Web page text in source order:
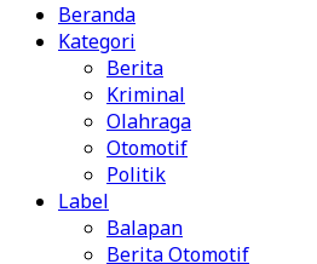
Beranda
Kategori
Berita
Kriminal
Olahraga
Otomotif
Politik
Label
Balapan
Berita Otomotif